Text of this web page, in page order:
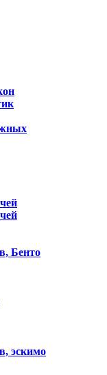
Бенто
эскимо